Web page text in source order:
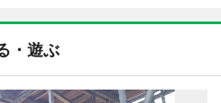
・遊ぶ